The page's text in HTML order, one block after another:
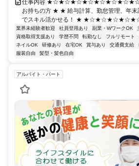
仕事内容 ★☆★☆★☆★☆★☆★☆★☆★☆★☆
お持ちの方 ★ ★ 給与計算、勤怠管理、年
でスキル活かせる！ ★
業界未経験者歓迎 社員登用あり 副業・WワークOK
資格取得支援あり
学歴不問 転勤なし フルリモート
ネイルOK
研修あり 在宅OK 賞与あり 交通費支給
服装自由
髪型・髪色自由
アルバイト・パート